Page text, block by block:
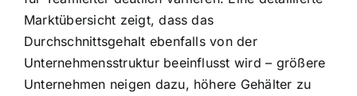
Marktübersicht zeigt, dass das
Durchschnittsgehalt ebenfalls von der
Unternehmensstruktur beeinflusst wird – größere
Unternehmen neigen dazu, höhere Gehälter zu